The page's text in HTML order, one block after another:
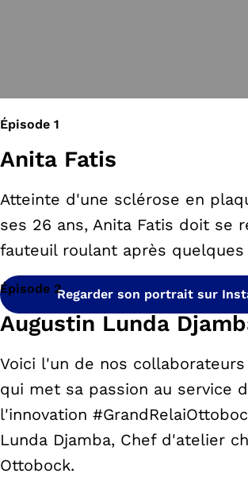
Épisode 1
Anita Fatis
Atteinte d'une sclérose en
ses 26 ans, Anita Fatis doit se
fauteuil roulant après quelques
Regarder son portrait sur
Épisode 2
Augustin Lunda
Voici l'un de nos
qui met sa passion au service
l'innovation
Lunda Djamba, Chef d'atelier
Ottobock.